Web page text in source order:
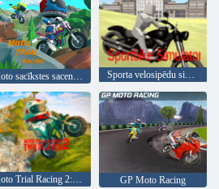
Moto sacīkstes sacensības Sporta velosipēdu simulators
Moto Trial Racing 2: divi spēlētāji GP Moto Racing